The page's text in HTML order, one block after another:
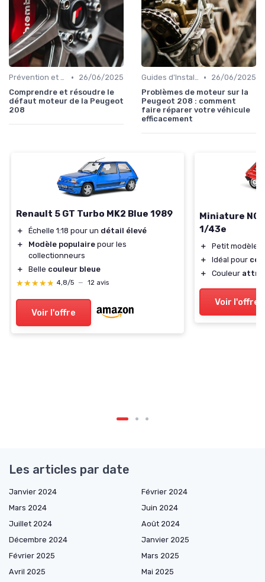
Prévention et Diagnostic des Pannes •
26/06/2025
Comprendre et résoudre le
défaut moteur de la Peugeot
208
Guides d'Installation et de Réparation •
26/06/2025
Problèmes de moteur sur la
Peugeot 208 : comment
faire réparer votre véhicule
efficacement
Renault 5 GT Turbo MK2 Blue 1989
＋ Échelle 1:18 pour un détail élevé
＋
Modèle populaire pour les
collectionneurs
＋
Belle couleur bleue
★★★★★
★★★★★ 4,8/5 — 12 avis
Voir l'offre
Miniature
1/43e
＋ Petit modèle
＋
Idéal pour
＋
Couleur
Voir l'offre
Les articles par date
Janvier 2024
Février 2024
Mars 2024
Juin 2024
Juillet 2024
Août 2024
Décembre 2024
Janvier 2025
Février 2025
Mars 2025
Avril 2025
Mai 2025